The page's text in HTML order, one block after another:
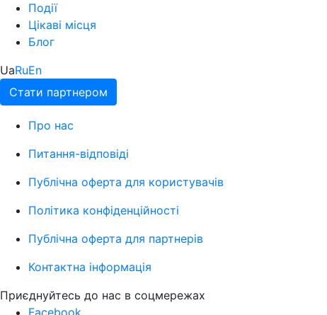
Події
Цікаві місця
Блог
UaRuEn
Стати партнером
Про нас
Питання-відповіді
Публічна оферта для користувачів
Політика конфіденційності
Публічна оферта для партнерів
Контактна інформація
Приєднуйтесь до нас в соцмережах
Facebook